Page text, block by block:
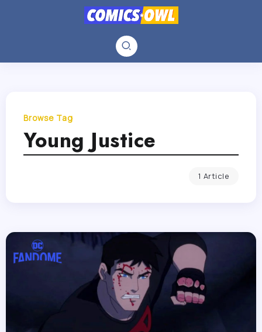
Browse Tag
Young Justice
1 Article